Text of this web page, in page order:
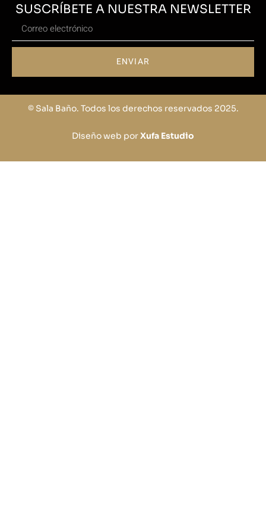
SUSCRÍBETE A NUESTRA NEWSLETTER
ENVIAR
© Sala Baño. Todos los derechos reservados 2025.
Diseño web porXufa Estudio